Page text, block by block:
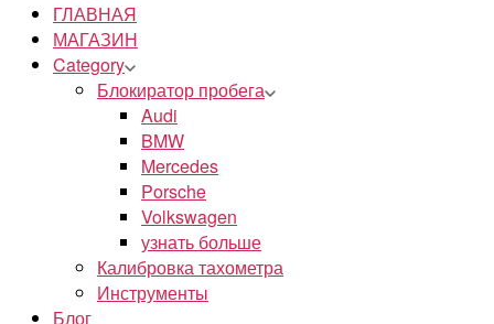
ГЛАВНАЯ
МАГАЗИН
Category
Блокиратор пробега
Audi
BMW
Mercedes
Porsche
Volkswagen
узнать больше
Калибровка тахометра
Инструменты
Блог